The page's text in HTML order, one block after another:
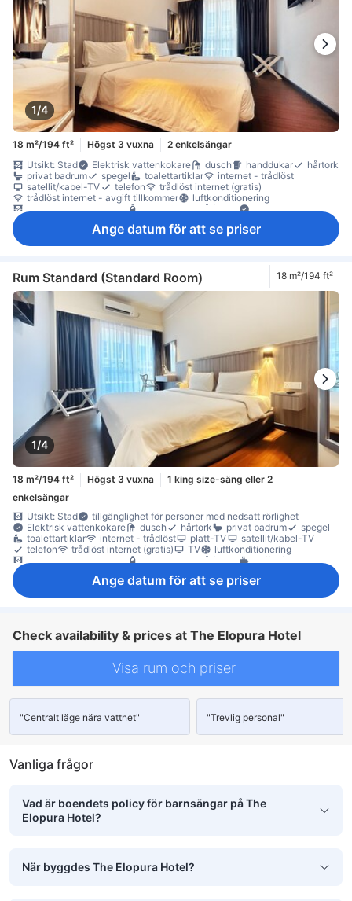
1/4
18 m²/194 ft² Högst 3 vuxna
2 enkelsängar
Utsikt: Stad
Elektrisk vattenkokare dusch handdukar
hårtork
privat badrum
spegel toalettartiklar
internet - trådlöst
satellit/kabel-TV
telefon
trådlöst internet (gratis)
trådlöst internet - avgift tillkommer
luftkonditionering
gratis vatten på flaska
möjlighet att stryka kläder
Barnsäng (på begäran)
Ange datum för att se priser
Rum Standard (Standard Room) 18 m²/194 ft²
1/4
18 m²/194 ft² Högst 3 vuxna
1 king size-säng eller 2
enkelsängar
Utsikt: Stad
tillgänglighet för personer med nedsatt rörlighet
Elektrisk vattenkokare
dusch hårtork privat badrum
spegel
toalettartiklar
internet - trådlöst platt-TV
satellit/kabel-TV
telefon
trådlöst internet (gratis) TV
luftkonditionering
gratis vatten på flaska
garderob klädhängare
möjlighet att stryka kläder
Ange datum för att se priser
Check availability & prices at The Elopura Hotel
Visa rum och priser
"Centralt läge nära vattnet" "Trevlig personal"
Vanliga frågor
Vad är boendets policy för barnsängar på The
Elopura Hotel?
När byggdes The Elopura Hotel?